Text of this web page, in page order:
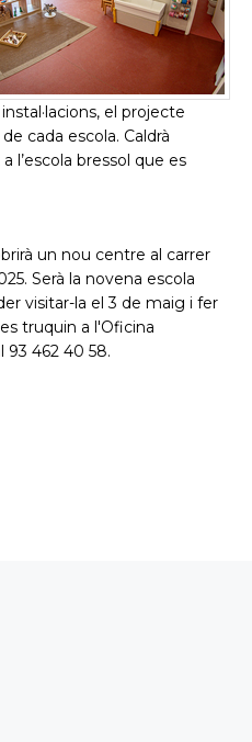
el projecte
cada escola. Caldrà
l’escola bressol que es
un nou centre al carrer
Serà la novena escola
visitar-la el 3 de maig i fer
truquin a l'Oficina
93 462 40 58.